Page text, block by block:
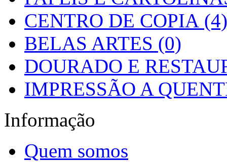
CENTRO DE COPIA (4)
BELAS ARTES (0)
DOURADO E
IMPRESSÃO A
Informação
Quem somos